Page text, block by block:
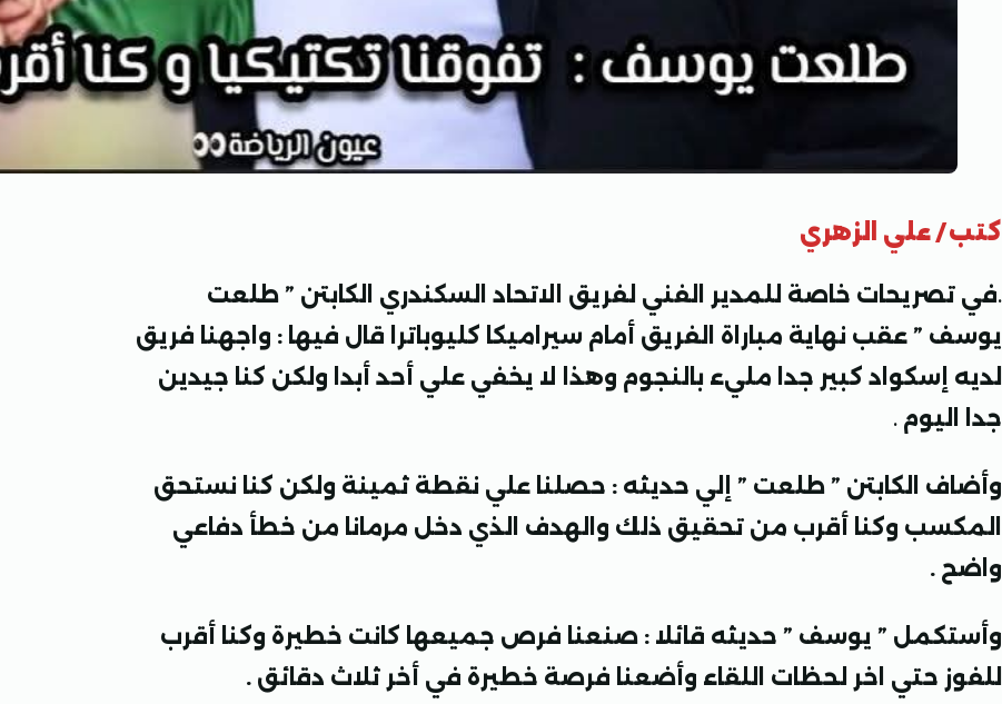
كتب / علي الزهري
.في تصريحات خاصة للمدير الفني لفريق الاتحاد السكندري الكابتن ” طلعت
يوسف ” عقب نهاية مباراة الفريق أمام سيراميكا كليوباترا قال فيها : واجهنا فريق
لديه إسكواد كبير جدا مليء بالنجوم وهذا لا يخفي علي أحد أبدا ولكن كنا جيدين
جدا اليوم .
وأضاف الكابتن ” طلعت ” إلي حديثه : حصلنا علي نقطة ثمينة ولكن كنا نستحق
المكسب وكنا أقرب من تحقيق ذلك والهدف الذي دخل مرمانا من خطأ دفاعي
واضح .
وأستكمل ” يوسف ” حديثه قائلا : صنعنا فرص جميعها كانت خطيرة وكنا أقرب
للفوز حتي اخر لحظات اللقاء وأضعنا فرصة خطيرة في أخر ثلاث دقائق .